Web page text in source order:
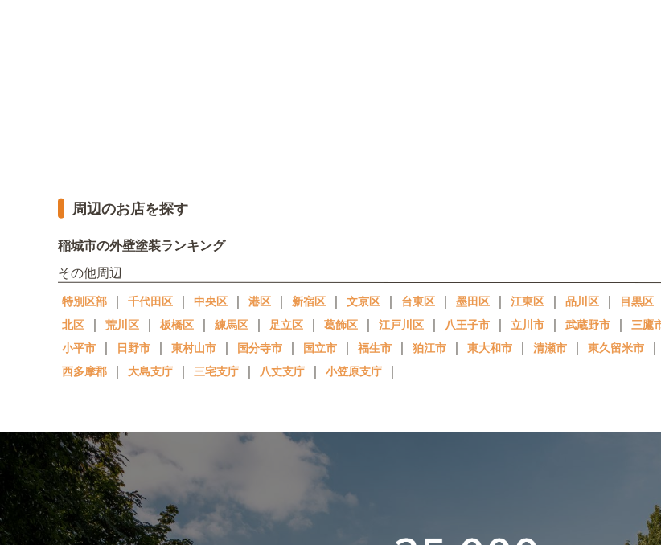
周辺のお店を探す
稲城市の外壁塗装ランキング
その他周辺
特別区部 ｜ 千代田区 ｜ 中央区 ｜ 港区 ｜ 新宿区 ｜ 文京区 ｜ 台東区 ｜ 墨田区 ｜ 江東区 ｜ 品川区 ｜ 目黒区
北区 ｜ 荒川区 ｜ 板橋区 ｜ 練馬区 ｜ 足立区 ｜ 葛飾区 ｜ 江戸川区 ｜ 八王子市 ｜ 立川市 ｜ 武蔵野市 ｜ 三鷹
小平市 ｜ 日野市 ｜ 東村山市 ｜ 国分寺市 ｜ 国立市 ｜ 福生市 ｜ 狛江市 ｜ 東大和市 ｜ 清瀬市 ｜ 東久留米市 ｜
西多摩郡 ｜ 大島支庁 ｜ 三宅支庁 ｜ 八丈支庁 ｜ 小笠原支庁 ｜